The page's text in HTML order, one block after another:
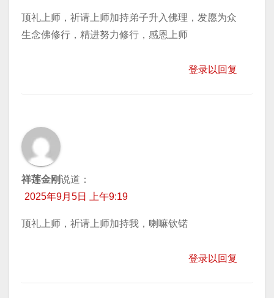
顶礼上师，祈请上师加持弟子升入佛理，发愿为众
生念佛修行，精进努力修行，感恩上师
登录以回复
祥莲金刚说道：
2025年9月5日 上午9:19
顶礼上师，祈请上师加持我，喇嘛钦锘
登录以回复